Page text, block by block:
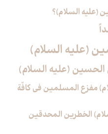
(عليه السلام)؟
مفزع المسلمين في كافّة
الخطرين المحدقين